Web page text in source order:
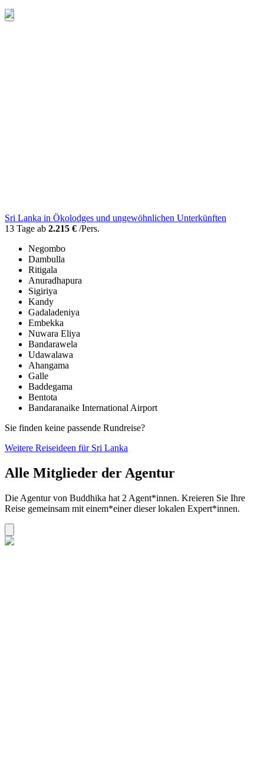
Sri Lanka in Ökolodges und ungewöhnlichen Unterkünften
13 Tage ab 2.215 € /Pers.
Negombo
Dambulla
Ritigala
Anuradhapura
Sigiriya
Kandy
Gadaladeniya
Embekka
Nuwara Eliya
Bandarawela
Udawalawa
Ahangama
Galle
Baddegama
Bentota
Bandaranaike International Airport
Sie finden keine passende Rundreise?
Weitere Reiseideen für Sri Lanka
Alle Mitglieder der Agentur
Die Agentur von Buddhika hat 2 Agent*innen. Kreieren Sie Ihre
Reise gemeinsam mit einem*einer dieser lokalen Expert*innen.